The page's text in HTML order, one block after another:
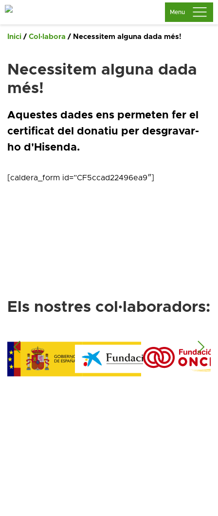
Saltar
Menu
Inici / Col·labora / Necessitem alguna dada més!
Necessitem alguna dada
més!
Aquestes dades ens permeten fer el
certificat del donatiu per desgravar-
ho d'Hisenda.
[caldera_form id=”CF5ccad22496ea9″]
Els nostres col·laboradors: